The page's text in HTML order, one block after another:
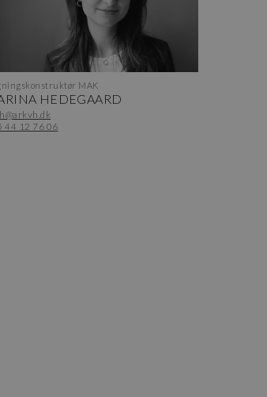
MAK
HEDEGAARD
44 12 76 06